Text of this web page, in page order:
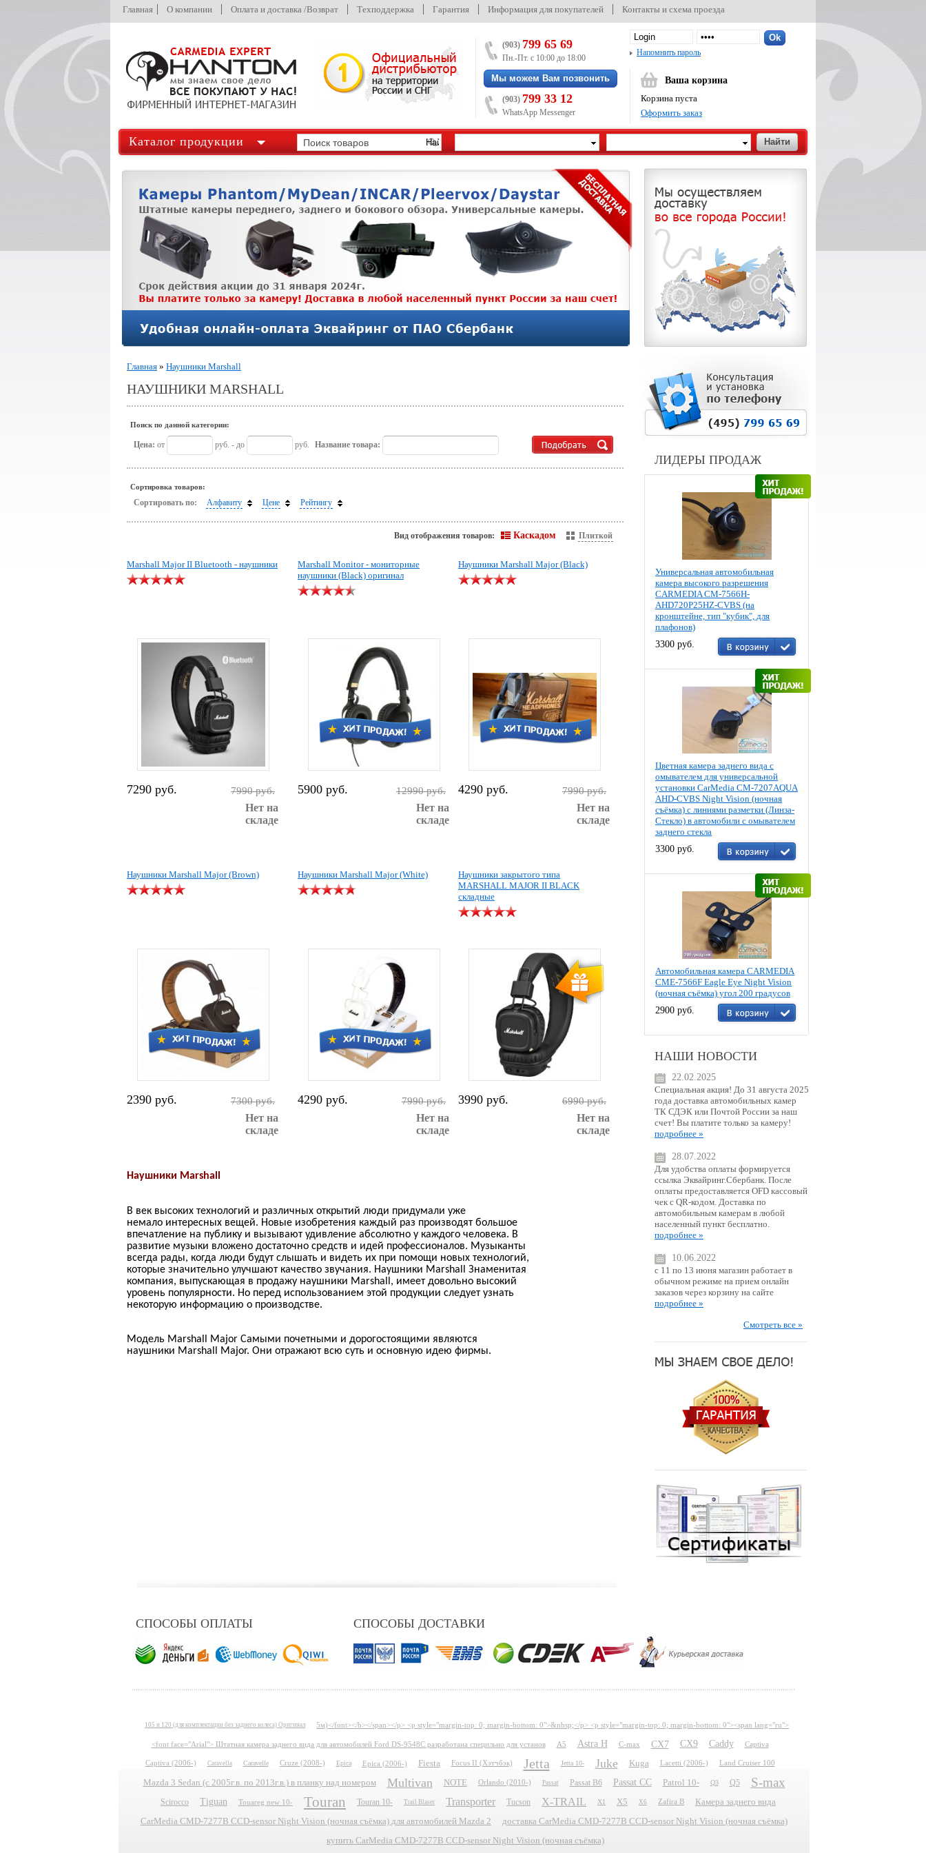
Главная О компании Оплата и доставка /Возврат Техподдержка Гарантия Информация для покупателей Контакты и схема проезда
(903) 799 65 69
Пн.-Пт. с 10:00 до 18:00
Мы можем Вам позвонить
(903) 799 33 12
WhatsApp Messenger
Напомнить пароль
Ваша корзина
Корзина пуста
Оформить заказ
Каталог продукции
ЛИДЕРЫ ПРОДАЖ
Универсальная автомобильная
камера высокого разрешения
CARMEDIA CM-7566H-
AHD720P25HZ-CVBS (на
кронштейне, тип "кубик", для
плафонов)
3300 руб.
Цветная камера заднего вида c
омывателем для универсальной
установки CarMedia CM-7207AQUA
AHD-CVBS Night Vision (ночная
съёмка) с линиями разметки (Линза-
Стекло) в автомобили с омывателем
заднего стекла
3300 руб.
Автомобильная камера CARMEDIA
CME-7566F Eagle Eye Night Vision
(ночная съёмка) угол 200 градусов
2900 руб.
НАШИ НОВОСТИ
22.02.2025
Специальная акция! До 31 августа 2025
года доставка автомобильных камер
ТК СДЭК или Почтой России за наш
счет! Вы платите только за камеру!
подробнее »
28.07.2022
Для удобства оплаты формируется
ссылка Эквайринг.Сбербанк. После
оплаты предоставляется OFD кассовый
чек с QR-кодом. Доставка по
автомобильным камерам в любой
населенный пункт бесплатно.
подробнее »
10.06.2022
с 11 по 13 июня магазин работает в
обычном режиме на прием онлайн
заказов через корзину на сайте
подробнее »
Смотреть все »
Главная » Наушники Marshall
НАУШНИКИ MARSHALL
Поиск по данной категории:
Цена: от руб. - до руб. Название товара:
Сортировка товаров:
Сортировать по: Алфавиту Цене Рейтингу
Вид отображения товаров: Каскадом Плиткой
Marshall Major II Bluetooth - наушники
7290 руб. 7990 руб.
Нет на
складе
Marshall Monitor - мониторные
наушники (Black) оригинал
5900 руб. 12990 руб.
Нет на
складе
Наушники Marshall Major (Black)
4290 руб. 7990 руб.
Нет на
складе
Наушники Marshall Major (Brown)
2390 руб. 7300 руб.
Нет на
складе
Наушники Marshall Major (White)
4290 руб. 7990 руб.
Нет на
складе
Наушники закрытого типа
MARSHALL MAJOR II BLACK
складные
3990 руб. 6990 руб.
Нет на
складе
Наушники Marshall
В век высоких технологий и различных открытий люди придумали уже
немало интересных вещей. Новые изобретения каждый раз производят большое
впечатление на публику и вызывают удивление абсолютно у каждого человека. В
развитие музыки вложено достаточно средств и идей профессионалов. Музыканты
всегда рады, когда люди будут слышать и видеть их при помощи новых технологий,
которые значительно улучшают качество звучания. Наушники Marshall Знаменитая
компания, выпускающая в продажу наушники Marshall, имеет довольно высокий
уровень популярности. Но перед использованием этой продукции следует узнать
некоторую информацию о производстве.
Модель Marshall Major Самыми почетными и дорогостоящими являются
наушники Marshall Major. Они отражают всю суть и основную идею фирмы.
СПОСОБЫ ОПЛАТЫ СПОСОБЫ ДОСТАВКИ
105 и 120 (для комплектации без заднего колеса) Оригинал 5м)</font></b></span></p> <p style="margin-top: 0; margin-bottom: 0">&nbsp;</p> <p style="margin-top: 0; margin-bottom: 0"><span lang="ru">
<font face="Arial"> Штатная камера заднего вида для автомобилей Ford DS-9548C разработана специльно для установ A5 Astra H C-max CX7 CX9 Caddy Captiva
Captiva (2006-) Caravella Caravelle Cruze (2008-) Epica Epica (2006-) Fiesta Focus II (Хэтчбэк) Jetta Jetta 10- Juke Kuga Lacetti (2006-) Land Cruiser 100
Mazda 3 Sedan (с 2005г.в. по 2013г.в.) в планку над номером Multivan NOTE Orlando (2010-) Passat Passat B6 Passat CC Patrol 10- Q3 Q5 S-max
Scirocco Tiguan Touareg new 10- Touran Touran 10- Trail Blaser Transporter Tucson X-TRAIL X1 X5 X6 Zafira B
Камера заднего вида
CarMedia CMD-7277B CCD-sensor Night Vision (ночная съёмка) для автомобилей Mazda 2
доставка CarMedia CMD-7277B CCD-sensor Night Vision (ночная съёмка)
купить CarMedia CMD-7277B CCD-sensor Night Vision (ночная съёмка)